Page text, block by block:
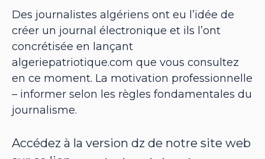
Des journalistes algériens ont eu l’idée de
créer un journal électronique et ils l’ont
concrétisée en lançant
algeriepatriotique.com que vous consultez
en ce moment. La motivation professionnelle
– informer selon les règles fondamentales du
journalisme.
Accédez à la version dz de notre site web